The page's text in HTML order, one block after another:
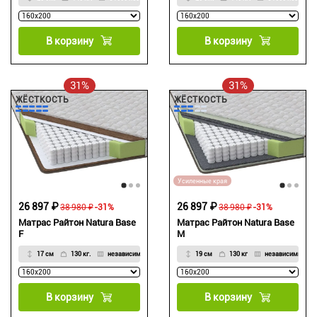
В корзину В корзину
31%
ЖЁСТКОСТЬ
Матрас Райтон Natura Base
F
17 см 130 кг. независимый
38 980 ₽
26 897 ₽ -31%
В корзину
31%
ЖЁСТКОСТЬ
Усиленные края
Матрас Райтон Natura Base
M
19 см 130 кг независимый
38 980 ₽
26 897 ₽ -31%
В корзину